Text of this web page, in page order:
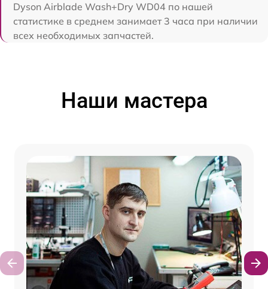
Dyson Airblade Wash+Dry WD04 по нашей
статистике в среднем занимает 3 часа при наличии
всех необходимых запчастей.
Наши мастера